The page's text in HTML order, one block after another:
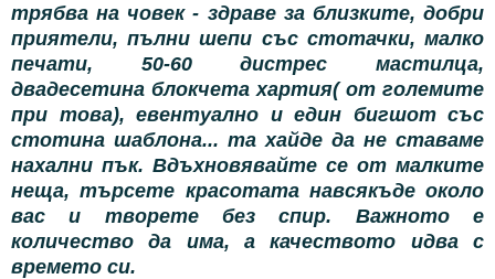
трябва на човек - здраве за близките, добри
приятели, пълни шепи със стотачки, малко
печати, 50-60 дистрес мастилца,
двадесетина блокчета хартия( от големите
при това), евентуално и един бигшот със
стотина шаблона... та хайде да не ставаме
нахални пък. Вдъхновявайте се от малките
неща, търсете красотата навсякъде около
вас и творете без спир. Важното е
количество да има, а качеството идва с
времето си.